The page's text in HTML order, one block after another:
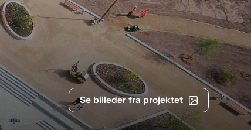
Se billeder fra projektet